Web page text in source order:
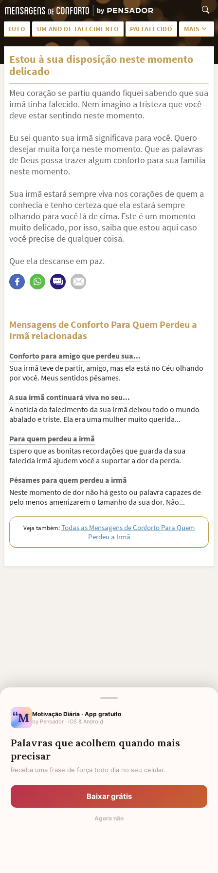
LUTO UM ANO DE FALECIMENTO PAI FALECIDO MAIS
LUTO PARA AMIGA PALAVRAS
SAUDADES DA MÃE
PÊSAMES PARA AMIGA DESCANSE EM PAZ
MEUS SENTIMENTOS PÊSAMES PARA AMIGO
FRASES DE LUTO PARA AMIGO FIM DE NAMORO
TODAS AS CATEGORIAS
Estou à sua disposição neste momento
delicado
Meu coração se partiu quando fiquei sabendo que sua
irmã tinha falecido. Nem imagino a tristeza que você
deve estar sentindo neste momento.
Eu sei quanto sua irmã significava para você. Quero
desejar muita força neste momento. Que as palavras
de Deus possa trazer algum conforto para sua família
neste momento.
Sua irmã estará sempre viva nos corações de quem a
conhecia e tenho certeza que ela estará sempre
olhando para você lá de cima. Este é um momento
muito delicado, por isso, saiba que estou aqui caso
você precise de qualquer coisa.
Que ela descanse em paz.
Mensagens de Conforto Para Quem Perdeu a
Irmã relacionadas
Conforto para amigo que perdeu sua...
Sua irmã teve de partir, amigo, mas ela está no Céu olhando
por você. Meus sentidos pêsames.
A sua irmã continuará viva no seu...
A notícia do falecimento da sua irmã deixou todo o mundo
abalado e triste. Ela era uma mulher muito querida...
Para quem perdeu a irmã
Espero que as bonitas recordações que guarda da sua
falecida irmã ajudem você a suportar a dor da perda.
Pêsames para quem perdeu a irmã
Neste momento de dor não há gesto ou palavra capazes de
pelo menos amenizarem o tamanho da sua dor. Não...
Veja também:Todas as Mensagens de Conforto Para Quem
Perdeu a Irmã
MENSAGENS RELACIONADAS
CONFORTO PARA MÃE QUE
FORTALECER SUA CAMINHADA
FORTALECER O SEU CORAÇÃO
Motivação Diária · App gratuito
by Pensador · iOS & Android
Palavras que acolhem quando mais
precisar
Receba uma frase de força todo dia no seu celular.
Baixar grátis
Agora não